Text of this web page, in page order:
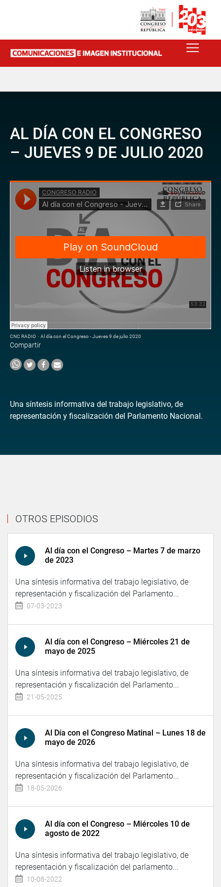
AL DÍA CON EL CONGRESO
– JUEVES 9 DE JULIO 2020
CNC RADIO · Al día con el Congreso - Jueves 9 de julio 2020
Compartir
Una síntesis informativa del trabajo legislativo, de
representación y fiscalización del Parlamento Nacional.
OTROS EPISODIOS
Al día con el Congreso – Martes 7 de marzo
de 2023
Una síntesis informativa del trabajo legislativo, de
representación y fiscalización del Parlamento...
07-03-2023
Al día con el Congreso – Miércoles 21 de
mayo de 2025
Una síntesis informativa del trabajo legislativo, de
representación y fiscalización del Parlamento...
21-05-2025
Al Día con el Congreso Matinal – Lunes 18 de
mayo de 2026
Una síntesis informativa del trabajo legislativo, de
representación y fiscalización del Parlamento...
18-05-2026
Al día con el Congreso – Miércoles 10 de
agosto de 2022
Una síntesis informativa del trabajo legislativo, de
representación y fiscalización del parlamento...
10-08-2022